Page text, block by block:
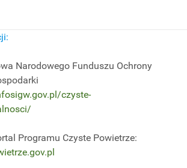
Narodowego Funduszu Ochrony
czyste-
Programu Czyste Powietrze: